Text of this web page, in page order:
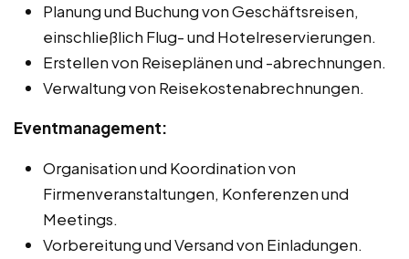
Planung und Buchung von Geschäftsreisen,
einschließlich Flug- und Hotelreservierungen.
Erstellen von Reiseplänen und -abrechnungen.
Verwaltung von Reisekostenabrechnungen.
Eventmanagement:
Organisation und Koordination von
Firmenveranstaltungen, Konferenzen und
Meetings.
Vorbereitung und Versand von Einladungen.